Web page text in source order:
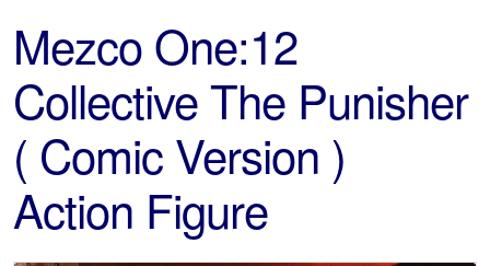
Mezco One:12
Collective The Punisher
( Comic Version )
Action Figure